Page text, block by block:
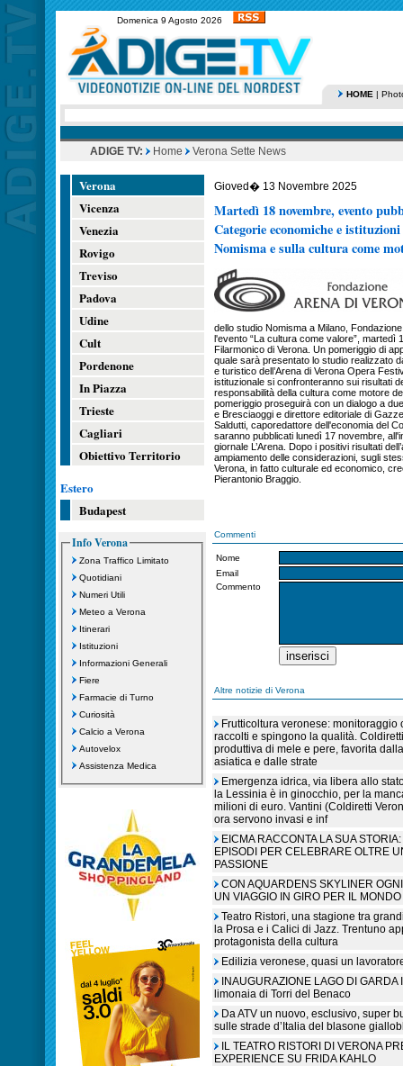
Domenica 9 Agosto 2026
HOME |
ADIGE TV: Home Verona Sette News
Verona
Vicenza
Venezia
Rovigo
Treviso
Padova
Udine
Cult
Pordenone
In Piazza
Trieste
Cagliari
Obiettivo Territorio
Estero
Budapest
Info Verona
Zona Traffico Limitato
Quotidiani
Numeri Utili
Meteo a Verona
Itinerari
Istituzioni
Informazioni Generali
Fiere
Farmacie di Turno
Curiosità
Calcio a Verona
Autovelox
Assistenza Medica
Gioved� 13 Novembre 2025
Martedì 18 novembre, evento
Categorie economiche e
Nomisma e sulla cultura come
dello studio Nomisma a Milano,
l'evento “La cultura come valore”, martedì
Filarmonico di Verona. Un pomeriggio di
quale sarà presentato lo studio realizzato
e turistico dell’Arena di Verona Opera
istituzionale si confronteranno sui risultati
responsabilità della cultura come motore
pomeriggio proseguirà con un dialogo a
e Bresciaoggi e direttore editoriale di
Saldutti, caporedattore dell'economia del
saranno pubblicati lunedì 17 novembre,
giornale L’Arena. Dopo i positivi risultati
ampiamento delle considerazioni, sugli
Verona, in fatto culturale ed economico,
Pierantonio Braggio.
Commenti
Nome
Email
Commento
Altre notizie di Verona
Frutticoltura veronese:
raccolti e spingono la qualità.
produttiva di mele e pere, favorita
asiatica e dalle strate
Emergenza idrica, via libera allo
la Lessinia è in ginocchio, per la
milioni di euro. Vantini (Coldiretti
ora servono invasi e inf
EICMA RACCONTA LA SUA
EPISODI PER CELEBRARE OLTRE
PASSIONE
CON AQUARDENS SKYLINER
UN VIAGGIO IN GIRO PER IL MONDO
Teatro Ristori, una stagione tra
la Prosa e i Calici di Jazz. Trentuno
protagonista della cultura
Edilizia veronese, quasi un
INAUGURAZIONE LAGO DI
limonaia di Torri del Benaco
Da ATV un nuovo, esclusivo, super
sulle strade d’Italia del blasone
IL TEATRO RISTORI DI VERONA
EXPERIENCE SU FRIDA KAHLO